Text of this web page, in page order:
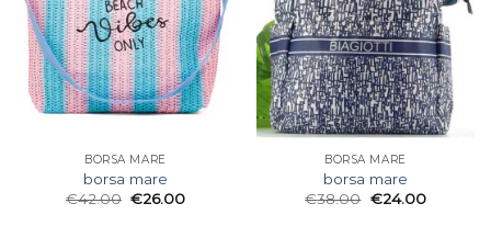
BORSA MARE
borsa mare
€42.00 €26.00
BORSA MARE
borsa mare
€38.00 €24.00